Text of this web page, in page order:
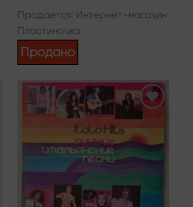
Продается: Интернет-магазин
Пластиночка
Продано
Add to
wishlist